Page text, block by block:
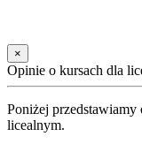
×
Opinie o kursach dla
Poniżej
licealnym.